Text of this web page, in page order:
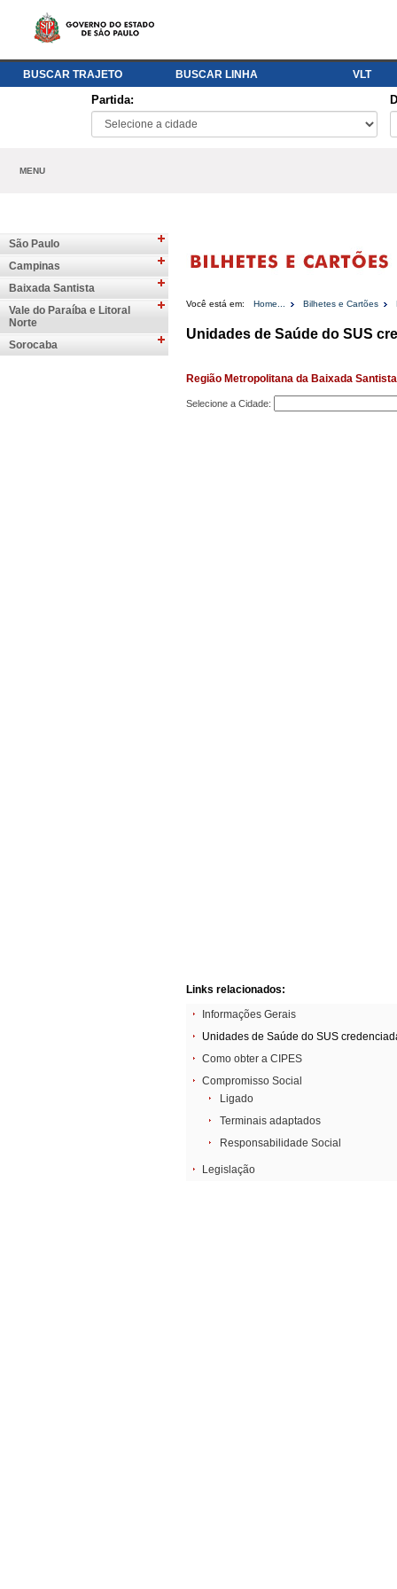
BUSCAR TRAJETO BUSCAR LINHA VLT
Partida:
MENU
São Paulo
Campinas
Baixada Santista
Vale do Paraíba e Litoral
Norte
Sorocaba
Você está em: Home... Bilhetes e Cartões
Unidades de Saúde do SUS
Links relacionados:
Informações Gerais
Unidades de Saúde do SUS
Como obter a CIPES
Compromisso Social
Ligado
Terminais adaptados
Responsabilidade Social
Legislação